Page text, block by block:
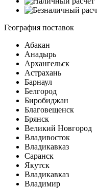
География поставок
Абакан
Анадырь
Архангельск
Астрахань
Барнаул
Белгород
Биробиджан
Благовещенск
Брянск
Великий Новгород
Владивосток
Владикавказ
Саранск
Якутск
Владикавказ
Владимир